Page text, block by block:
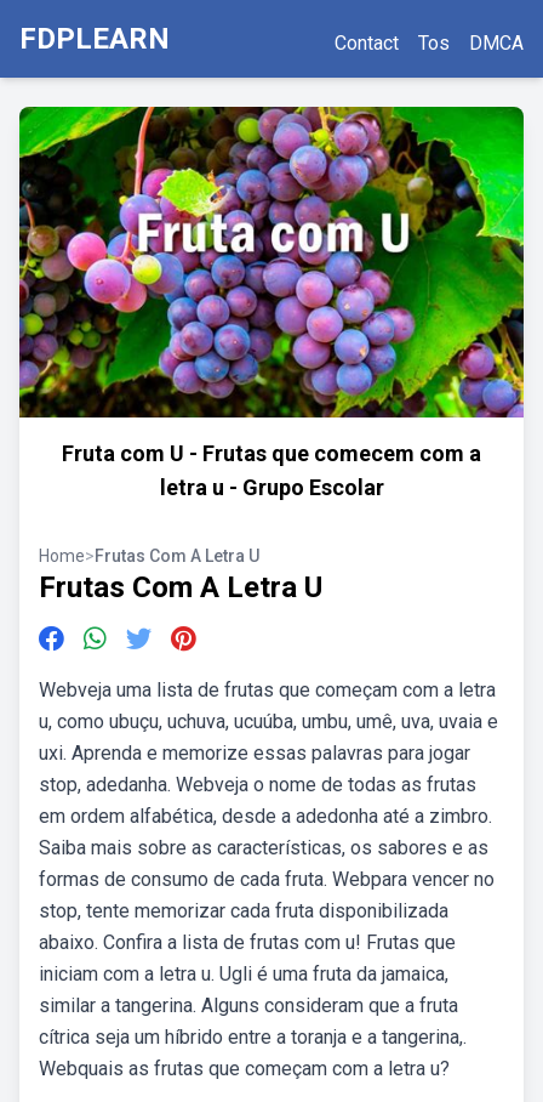
FDPLEARN Contact Tos DMCA
Fruta com U - Frutas que comecem com a
letra u - Grupo Escolar
Home>Frutas Com A Letra U
Frutas Com A Letra U
Webveja uma lista de frutas que começam com a letra
u, como ubuçu, uchuva, ucuúba, umbu, umê, uva, uvaia e
uxi. Aprenda e memorize essas palavras para jogar
stop, adedanha. Webveja o nome de todas as frutas
em ordem alfabética, desde a adedonha até a zimbro.
Saiba mais sobre as características, os sabores e as
formas de consumo de cada fruta. Webpara vencer no
stop, tente memorizar cada fruta disponibilizada
abaixo. Confira a lista de frutas com u! Frutas que
iniciam com a letra u. Ugli é uma fruta da jamaica,
similar a tangerina. Alguns consideram que a fruta
cítrica seja um híbrido entre a toranja e a tangerina,.
Webquais as frutas que começam com a letra u?